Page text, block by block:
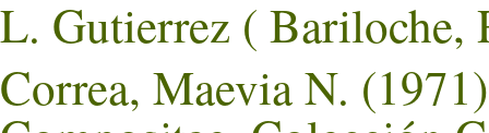
L. Gutierrez (
Correa, Maevia N.